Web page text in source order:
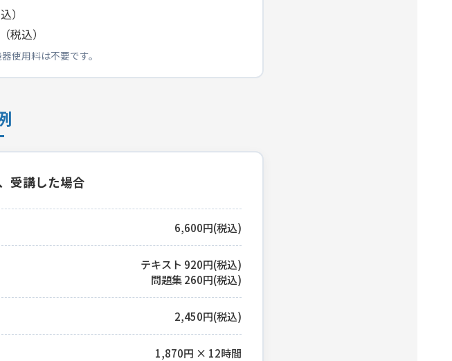
）
税込）
使用料は不要です。
受講した場合
6,600円(税込)
テキスト 920円(税込)
問題集 260円(税込)
2,450円(税込)
1,870円 × 12時間